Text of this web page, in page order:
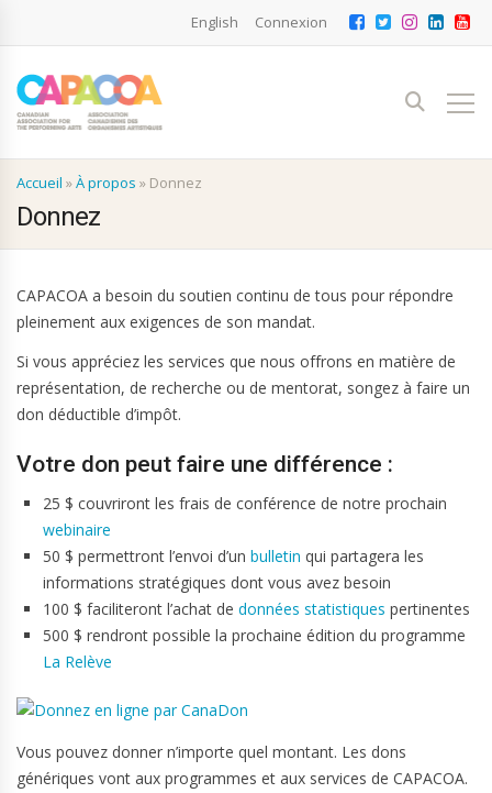
English Connexion
Accueil »À propos » Donnez
Donnez
CAPACOA a besoin du soutien continu de tous pour répondre
pleinement aux exigences de son mandat.
Si vous appréciez les services que nous offrons en matière de
représentation, de recherche ou de mentorat, songez à faire un
don déductible d’impôt.
Votre don peut faire une différence :
25 $ couvriront les frais de conférence de notre prochain
webinaire
50 $ permettront l’envoi d’un bulletin qui partagera les
informations stratégiques dont vous avez besoin
100 $ faciliteront l’achat de données statistiques pertinentes
500 $ rendront possible la prochaine édition du programme
La Relève
Vous pouvez donner n’importe quel montant. Les dons
génériques vont aux programmes et aux services de CAPACOA.